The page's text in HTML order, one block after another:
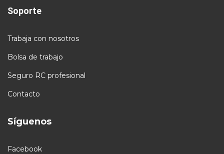
Soporte
Trabaja con nosotros
Bolsa de trabajo
Seguro RC profesional
Contacto
Síguenos
Facebook